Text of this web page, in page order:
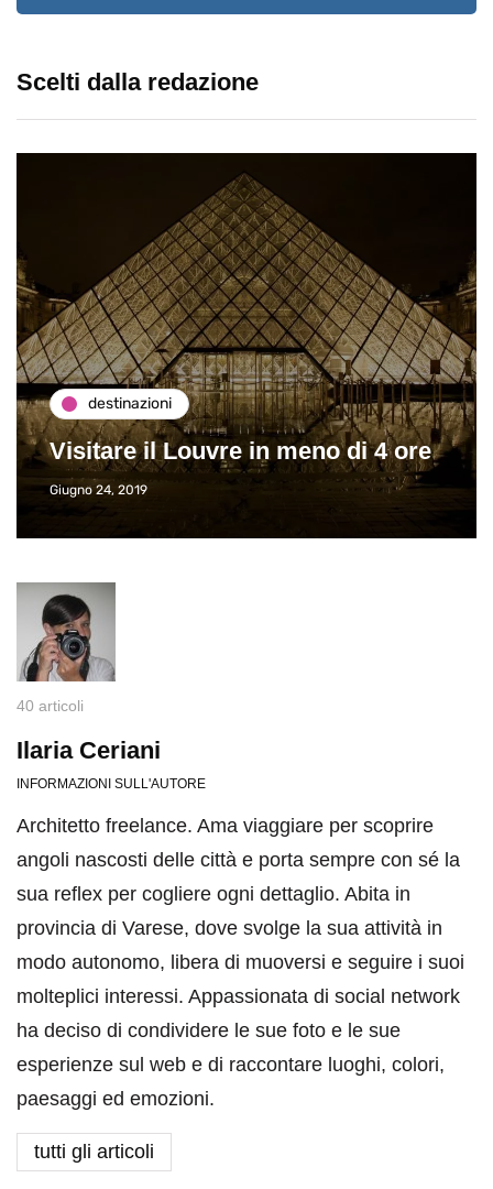
Scelti dalla redazione
destinazioni
Visitare il Louvre in meno di 4 ore
Giugno 24, 2019
40 articoli
Ilaria Ceriani
INFORMAZIONI SULL'AUTORE
Architetto freelance. Ama viaggiare per scoprire
angoli nascosti delle città e porta sempre con sé la
sua reflex per cogliere ogni dettaglio. Abita in
provincia di Varese, dove svolge la sua attività in
modo autonomo, libera di muoversi e seguire i suoi
molteplici interessi. Appassionata di social network
ha deciso di condividere le sue foto e le sue
esperienze sul web e di raccontare luoghi, colori,
paesaggi ed emozioni.
tutti gli articoli